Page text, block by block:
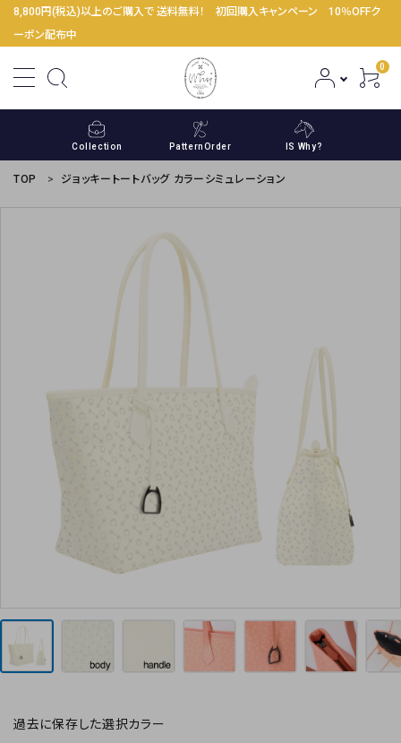
8,800円(税込)以上のご購入で 送料無料！ 初回購入キャンペーン 10％OFFク
ーポン配布中
0
Collection PatternOrder IS Why?
お気に入り
お支払方法
プライバシーポリシー
特定商取引法について
TOP ジョッキートートバッグ カラーシミュレーション
過去に保存した選択カラー